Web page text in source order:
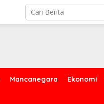
Mancanegara Ekonomi